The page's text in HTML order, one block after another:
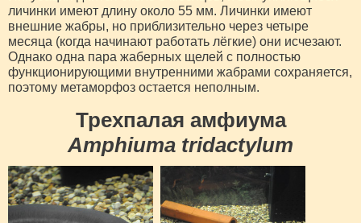
личинки имеют длину около 55 мм. Личинки имеют
внешние жабры, но приблизительно через четыре
месяца (когда начинают работать лёгкие) они исчезают.
Однако одна пара жаберных щелей с полностью
функционирующими внутренними жабрами сохраняется,
поэтому метаморфоз остается неполным.
Трехпалая амфиума
Amphiuma tridactylum